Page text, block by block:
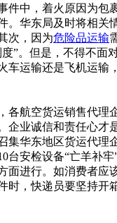
，着火原因为包
。华东局及时将相
次，因为危险品运输
。但是，不得不面
运输还是飞机运输
空货运销售代理
业诚信和责任心才
华东地区货运代理
检设备“亡羊补牢
面进行。如消费者
，快递员要坚持开